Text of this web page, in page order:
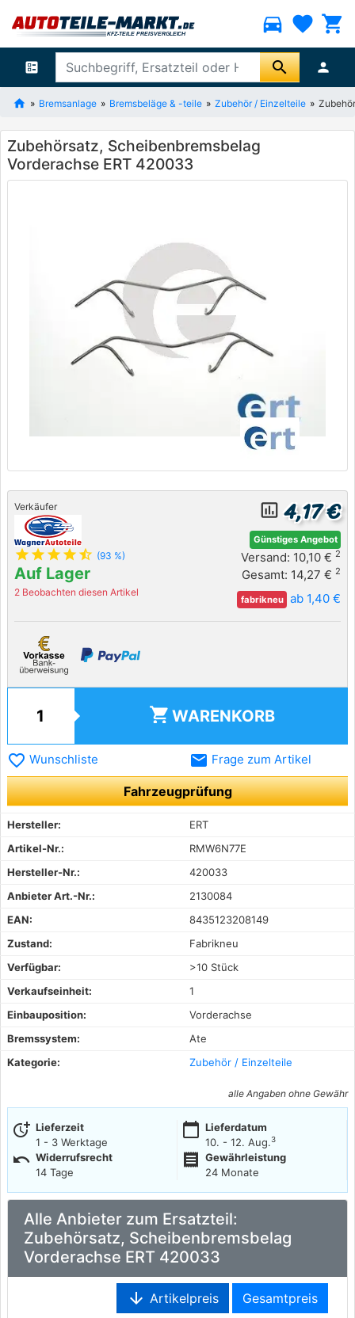
directions_car favorite shopping_cart
ballot search person
Bremsanlage Bremsbeläge & -teile Zubehör / Einzelteile
Zubehörsatz, Scheibenbremsbelag
Vorderachse ERT 420033
Verkäufer
star star star star star_half (93 %)
Auf Lager
2 Beobachten diesen Artikel
insert_chart_outlined 4,17 €
Günstiges Angebot
Versand: 10,10 € 2
Gesamt: 14,27 € 2
fabrikneu ab 1,40 €
shopping_cart WARENKORB
favorite_border Wunschliste email Frage zum Artikel
Fahrzeugprüfung
Hersteller:
ERT
Artikel-Nr.:
RMW6N77E
Hersteller-Nr.:
420033
Anbieter Art.-Nr.:
2130084
EAN:
8435123208149
Zustand:
Fabrikneu
Verfügbar:
>10 Stück
Verkaufseinheit:
1
Einbauposition:
Vorderachse
Bremssystem:
Ate
Kategorie:
Zubehör / Einzelteile
alle Angaben ohne Gewähr
more_time Lieferzeit
1 - 3 Werktage
calendar_today Lieferdatum
10. - 12. Aug.3
undo Widerrufsrecht
14 Tage
receipt
Gewährleistung
24 Monate
Alle Anbieter zum Ersatzteil:
Zubehörsatz, Scheibenbremsbelag
Vorderachse ERT 420033
arrow_downward Artikelpreis Gesamtpreis